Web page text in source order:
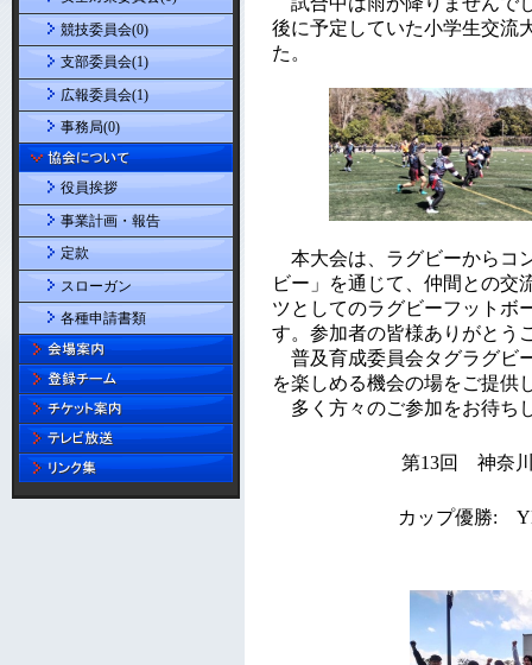
競技委員会(0)
支部委員会(1)
広報委員会(1)
事務局(0)
役員挨拶
事業計画・報告
定款
スローガン
各種申請書類